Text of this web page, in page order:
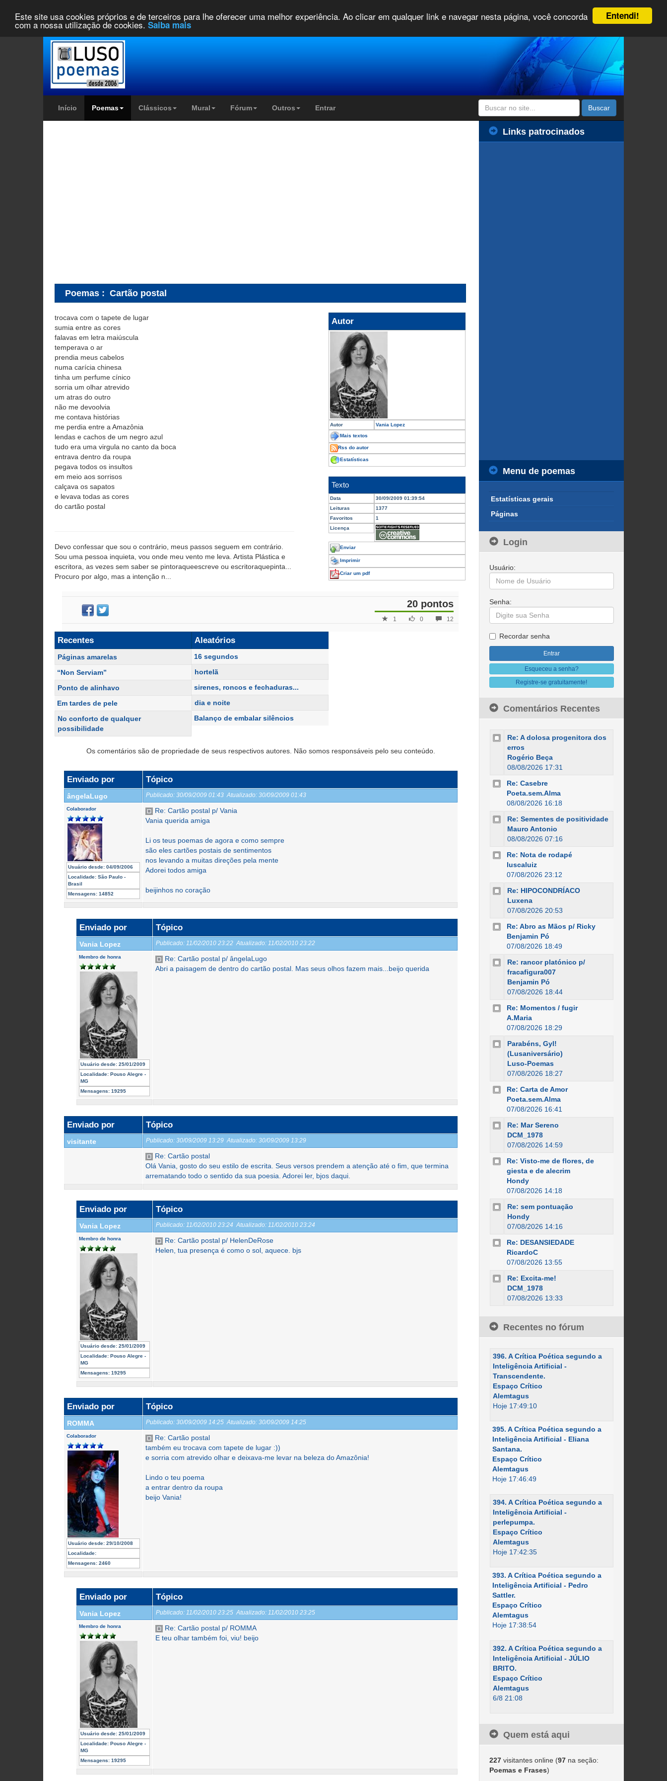
Entendi!
Este site usa cookies próprios e de terceiros para lhe oferecer uma melhor experiência. Ao clicar em qualquer link e navegar nesta página, você concorda
com a nossa utilização de cookies. Saiba mais
Início Poemas Clássicos Mural Fórum Outros Entrar Buscar
Poemas : Cartão postal
trocava com o tapete de lugar
sumia entre as cores
falavas em letra maiúscula
temperava o ar
prendia meus cabelos
numa carícia chinesa
tinha um perfume cínico
sorria um olhar atrevido
um atras do outro
não me devoolvia
me contava histórias
me perdia entre a Amazônia
lendas e cachos de um negro azul
tudo era uma virgula no canto da boca
entrava dentro da roupa
pegava todos os insultos
em meio aos sorrisos
calçava os sapatos
e levava todas as cores
do cartão postal
Devo confessar que sou o contrário, meus passos seguem em contrário.
Sou uma pessoa inquieta, vou onde meu vento me leva. Artista Plástica e
escritora, as vezes sem saber se pintoraqueescreve ou escritoraquepinta...
Procuro por algo, mas a intenção n...
Autor
Autor Vania Lopez
Mais textos
Rss do autor
Estatísticas
Texto
Data
30/09/2009 01:39:54
Leituras
1377
Favoritos
1
Licença
Enviar
Imprimir
Criar um pdf
20 pontos
12
0
1
Recentes
Páginas amarelas
“Non Serviam”
Ponto de alinhavo
Em tardes de pele
No conforto de qualquer
possibilidade
Aleatórios
16 segundos
hortelã
sirenes, roncos e fechaduras...
dia e noite
Balanço de embalar silêncios
Os comentários são de propriedade de seus respectivos autores. Não somos responsáveis pelo seu conteúdo.
Enviado por Tópico
ângelaLugo Publicado: 30/09/2009 01:43 Atualizado: 30/09/2009 01:43
Colaborador
Usuário desde: 04/09/2006
Localidade: São Paulo -
Brasil
Mensagens: 14852
Re: Cartão postal p/ Vania
Vania querida amiga
Li os teus poemas de agora e como sempre
são eles cartões postais de sentimentos
nos levando a muitas direções pela mente
Adorei todos amiga
beijinhos no coração
Enviado por Tópico
Vania Lopez Publicado: 11/02/2010 23:22 Atualizado: 11/02/2010 23:22
Membro de honra
Usuário desde: 25/01/2009
Localidade: Pouso Alegre -
MG
Mensagens: 19295
Re: Cartão postal p/ ângelaLugo
Abri a paisagem de dentro do cartão postal. Mas seus olhos fazem mais...beijo querida
Enviado por Tópico
visitante Publicado: 30/09/2009 13:29 Atualizado: 30/09/2009 13:29
Re: Cartão postal
Olá Vania, gosto do seu estilo de escrita. Seus versos prendem a atenção até o fim, que termina
arrematando todo o sentido da sua poesia. Adorei ler, bjos daqui.
Enviado por Tópico
Vania Lopez Publicado: 11/02/2010 23:24 Atualizado: 11/02/2010 23:24
Membro de honra
Usuário desde: 25/01/2009
Localidade: Pouso Alegre -
MG
Mensagens: 19295
Re: Cartão postal p/ HelenDeRose
Helen, tua presença é como o sol, aquece. bjs
Enviado por Tópico
ROMMA Publicado: 30/09/2009 14:25 Atualizado: 30/09/2009 14:25
Colaborador
Usuário desde: 29/10/2008
Localidade:
Mensagens: 2460
Re: Cartão postal
também eu trocava com tapete de lugar :))
e sorria com atrevido olhar e deixava-me levar na beleza do Amazônia!
Lindo o teu poema
a entrar dentro da roupa
beijo Vania!
Enviado por Tópico
Vania Lopez Publicado: 11/02/2010 23:25 Atualizado: 11/02/2010 23:25
Membro de honra
Usuário desde: 25/01/2009
Localidade: Pouso Alegre -
MG
Mensagens: 19295
Re: Cartão postal p/ ROMMA
E teu olhar também foi, viu! beijo
Links patrocinados
Menu de poemas
Estatísticas gerais
Páginas
Login
Usuário:
Senha:
Recordar senha
Esqueceu a senha?
Registre-se gratuitamente!
Comentários Recentes
Re: A dolosa progenitora dos
erros
Rogério Beça
08/08/2026 17:31
Re: Casebre
Poeta.sem.Alma
08/08/2026 16:18
Re: Sementes de positividade
Mauro Antonio
08/08/2026 07:16
Re: Nota de rodapé
luscaluiz
07/08/2026 23:12
Re: HIPOCONDRÍACO
Luxena
07/08/2026 20:53
Re: Abro as Mãos p/ Ricky
Benjamin Pó
07/08/2026 18:49
Re: rancor platónico p/
fracafigura007
Benjamin Pó
07/08/2026 18:44
Re: Momentos / fugir
A.Maria
07/08/2026 18:29
Parabéns, Gyl!
(Lusaniversário)
Luso-Poemas
07/08/2026 18:27
Re: Carta de Amor
Poeta.sem.Alma
07/08/2026 16:41
Re: Mar Sereno
DCM_1978
07/08/2026 14:59
Re: Visto-me de flores, de
giesta e de alecrim
Hondy
07/08/2026 14:18
Re: sem pontuação
Hondy
07/08/2026 14:16
Re: DESANSIEDADE
RicardoC
07/08/2026 13:55
Re: Excita-me!
DCM_1978
07/08/2026 13:33
Recentes no fórum
396. A Crítica Poética segundo a
Inteligência Artificial -
Transcendente.
Espaço Crítico
Alemtagus
Hoje 17:49:10
395. A Crítica Poética segundo a
Inteligência Artificial - Eliana
Santana.
Espaço Crítico
Alemtagus
Hoje 17:46:49
394. A Crítica Poética segundo a
Inteligência Artificial -
perlepumpa.
Espaço Crítico
Alemtagus
Hoje 17:42:35
393. A Crítica Poética segundo a
Inteligência Artificial - Pedro
Sattler.
Espaço Crítico
Alemtagus
Hoje 17:38:54
392. A Crítica Poética segundo a
Inteligência Artificial - JÚLIO
BRITO.
Espaço Crítico
Alemtagus
6/8 21:08
Quem está aqui
227visitantes online (97na seção:
Poemas e Frases)